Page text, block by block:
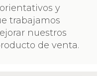
y
trabajamos
nuestros
de venta.